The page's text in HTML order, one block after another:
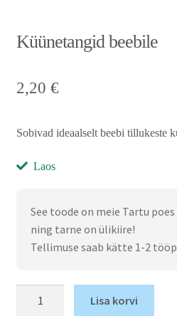
Küünetangid beebile
2,20 €
Sobivad ideaalselt beebi tillukeste
Laos
See toode on meie Tartu
ning tarne on ülikiire!
Tellimuse saab kätte 1-2
Lisa korvi